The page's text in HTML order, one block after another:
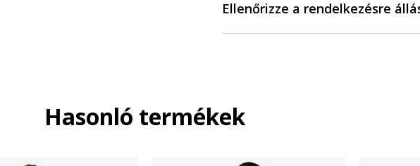
Ellenőrizze a rendelkezésre
Hasonló termékek